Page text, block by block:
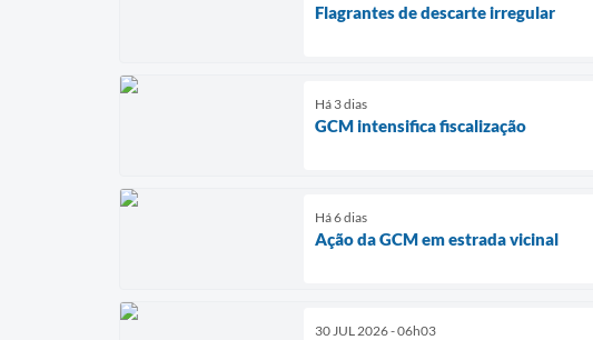
Flagrantes de descarte irregular
Há 3 dias
GCM intensifica fiscalização
Há 6 dias
Ação da GCM em estrada vicinal
30 JUL 2026 - 06h03